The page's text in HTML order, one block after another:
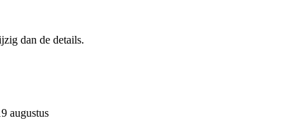
dan de details.
augustus